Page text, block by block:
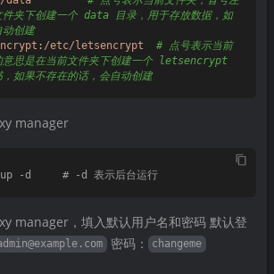
件夹下创建一个 data 目录，用于存放数据，如
动创建
etc/letsencrypt
# 点号表示当前
意思是在当前文件夹下创建一个 letsencrypt
如果不存在的话，会自动创建
manager
manager，填入默认用户名和密码 默认登
密码： changeme